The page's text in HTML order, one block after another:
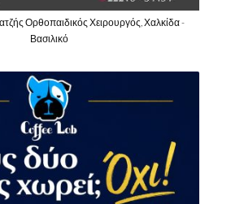
Ορθοπαιδικός Χειρουργός, Χαλκίδα -
Βασιλικό